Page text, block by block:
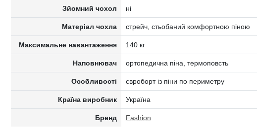
Зйомний чохол ні
Матеріал чохла стрейч, стьобаний комфортною піною
Максимальне навантаження 140 кг
Наповнювач ортопедична піна, термоповсть
Особливості євроборт із піни по периметру
Країна виробник Україна
Бренд Fashion